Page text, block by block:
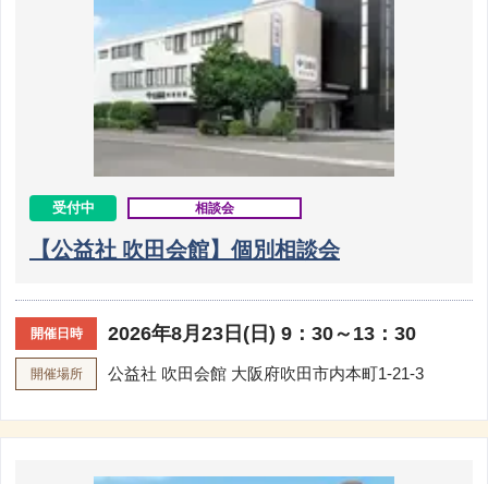
受付中 相談会
【公益社 吹田会館】個別相談会
開催日時 2026年8月23日(日) 9：30～13：30
開催場所 公益社 吹田会館 大阪府吹田市内本町1-21-3